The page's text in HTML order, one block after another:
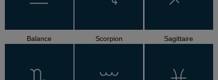
Balance Scorpion Sagittaire